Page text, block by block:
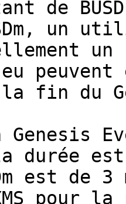
de
un
un
la fin du
Genesis
durée
est de
pour